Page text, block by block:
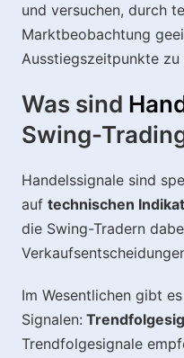
und versuchen, durch
Marktbeobachtung
Ausstiegszeitpunkte zu
Was sind
Swing-
Handelssignale sind
auf technischen
die Swing-Tradern
Im Wesentlichen gibt
Signalen:
Trendfolgesignale